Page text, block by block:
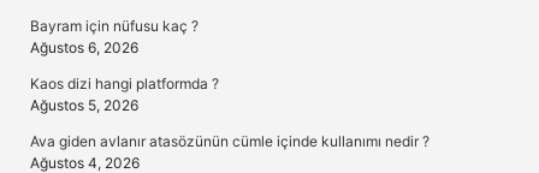
Bayram için nüfusu kaç ?
Ağustos 6, 2026
Kaos dizi hangi platformda ?
Ağustos 5, 2026
Ava giden avlanır atasözünün cümle içinde kullanımı nedir ?
Ağustos 4, 2026